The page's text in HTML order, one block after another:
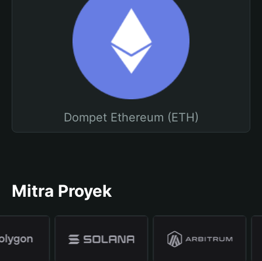
Dompet Ethereum (ETH)
Mitra Proyek